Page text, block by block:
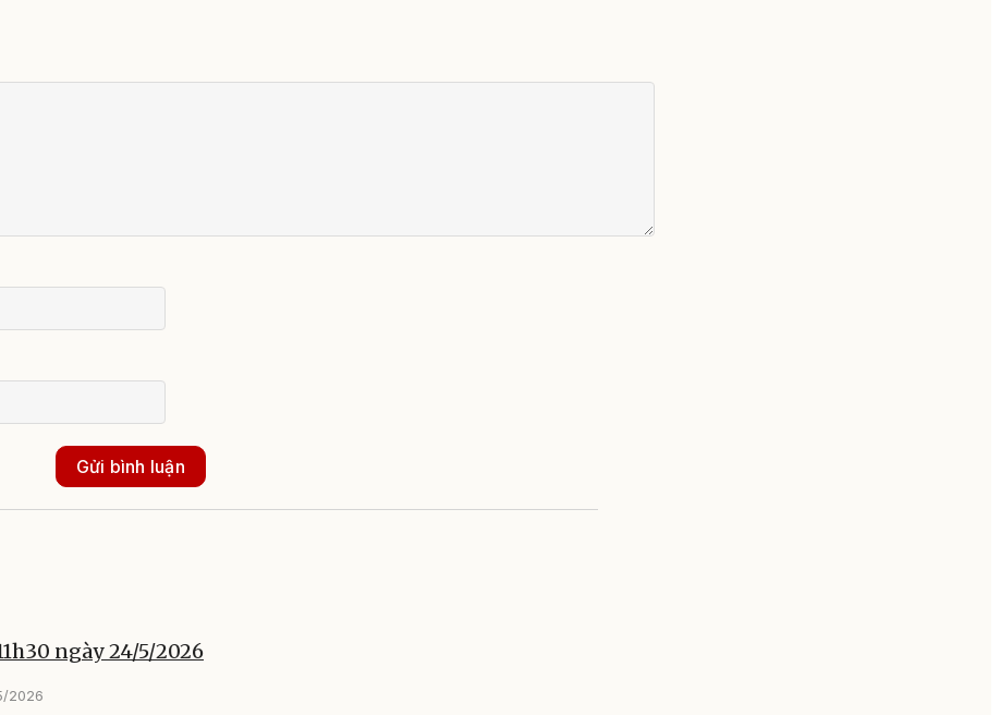
Gửi bình luận
ngày 24/5/2026
2026